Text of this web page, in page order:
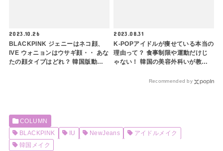
2023.10.26
BLACKPINK ジェニーはネコ顔、
IVE ウォニョンはウサギ顔・・ あな
たの顔タイプはどれ？ 韓国版動物
2023.08.31
K-POPアイドルが痩せている本当の
理由って？ 食事制限や運動だけじ
ゃない！ 韓国の美容外科いが教え
ト方法を６つご紹介Recommended by
COLUMN
BLACKPINK
IU NewJeans
アイドルメイク
韓国メイク